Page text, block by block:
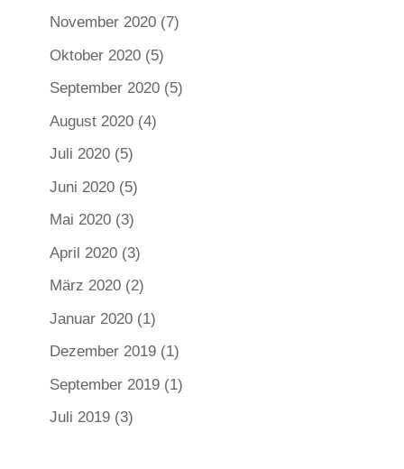
November 2020(7)
Oktober 2020(5)
September 2020(5)
August 2020(4)
Juli 2020(5)
Juni 2020(5)
Mai 2020(3)
April 2020(3)
März 2020(2)
Januar 2020(1)
Dezember 2019(1)
September 2019(1)
Juli 2019(3)